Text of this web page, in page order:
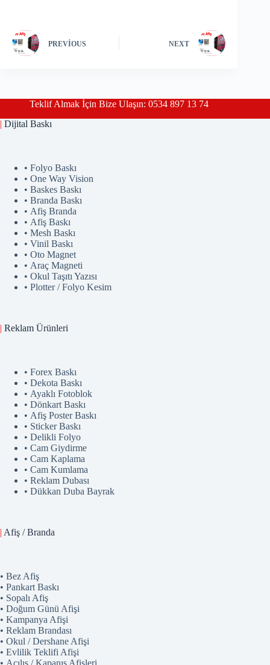
PREVIOUS NEXT
Teklif Almak İçin Bize Ulaşın: 0534 897 13 74
| Dijital Baskı
• Folyo Baskı
• One Way Vision
• Baskes Baskı
• Branda Baskı
• Afiş Branda
• Afiş Baskı
• Mesh Baskı
• Vinil Baskı
• Oto Magnet
• Araç Magneti
• Okul Taşıtı Yazısı
• Plotter / Folyo Kesim
| Reklam Ürünleri
• Forex Baskı
• Dekota Baskı
• Ayaklı Fotoblok
• Dönkart Baskı
• Afiş Poster Baskı
• Sticker Baskı
• Delikli Folyo
• Cam Giydirme
• Cam Kaplama
• Cam Kumlama
• Reklam Dubası
• Dükkan Duba Bayrak
| Afiş / Branda
• Bez Afiş
• Pankart Baskı
• Sopalı Afiş
• Doğum Günü Afişi
• Kampanya Afişi
• Reklam Brandası
• Okul / Dershane Afişi
• Evlilik Teklifi Afişi
• Açılış / Kapanış Afişleri